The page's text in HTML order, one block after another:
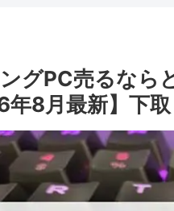
グPC売るなら
年8月最新】下